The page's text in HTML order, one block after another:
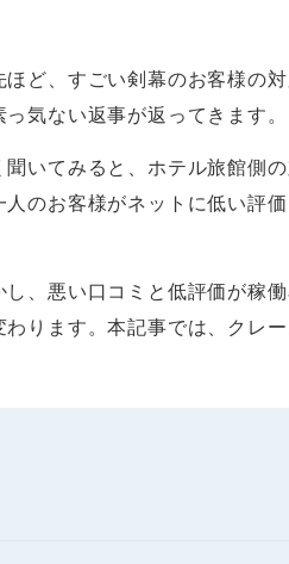
ど、すごい剣幕のお客様の
気ない返事が返ってきます。
いてみると、ホテル旅館側
のお客様がネットに低い評
、悪い口コミと低評価が稼
ります。本記事では、クレ